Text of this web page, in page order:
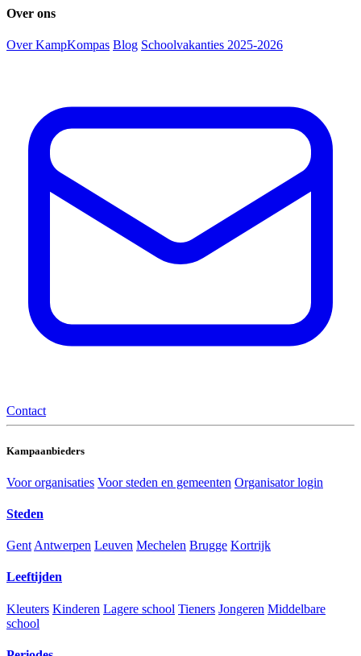
Over ons
Over KampKompas Blog Schoolvakanties 2025-2026
Contact
Kampaanbieders
Voor organisaties Voor steden en gemeenten Organisator login
Steden
Gent Antwerpen Leuven Mechelen Brugge Kortrijk
Leeftijden
Kleuters Kinderen Lagere school Tieners Jongeren Middelbare
school